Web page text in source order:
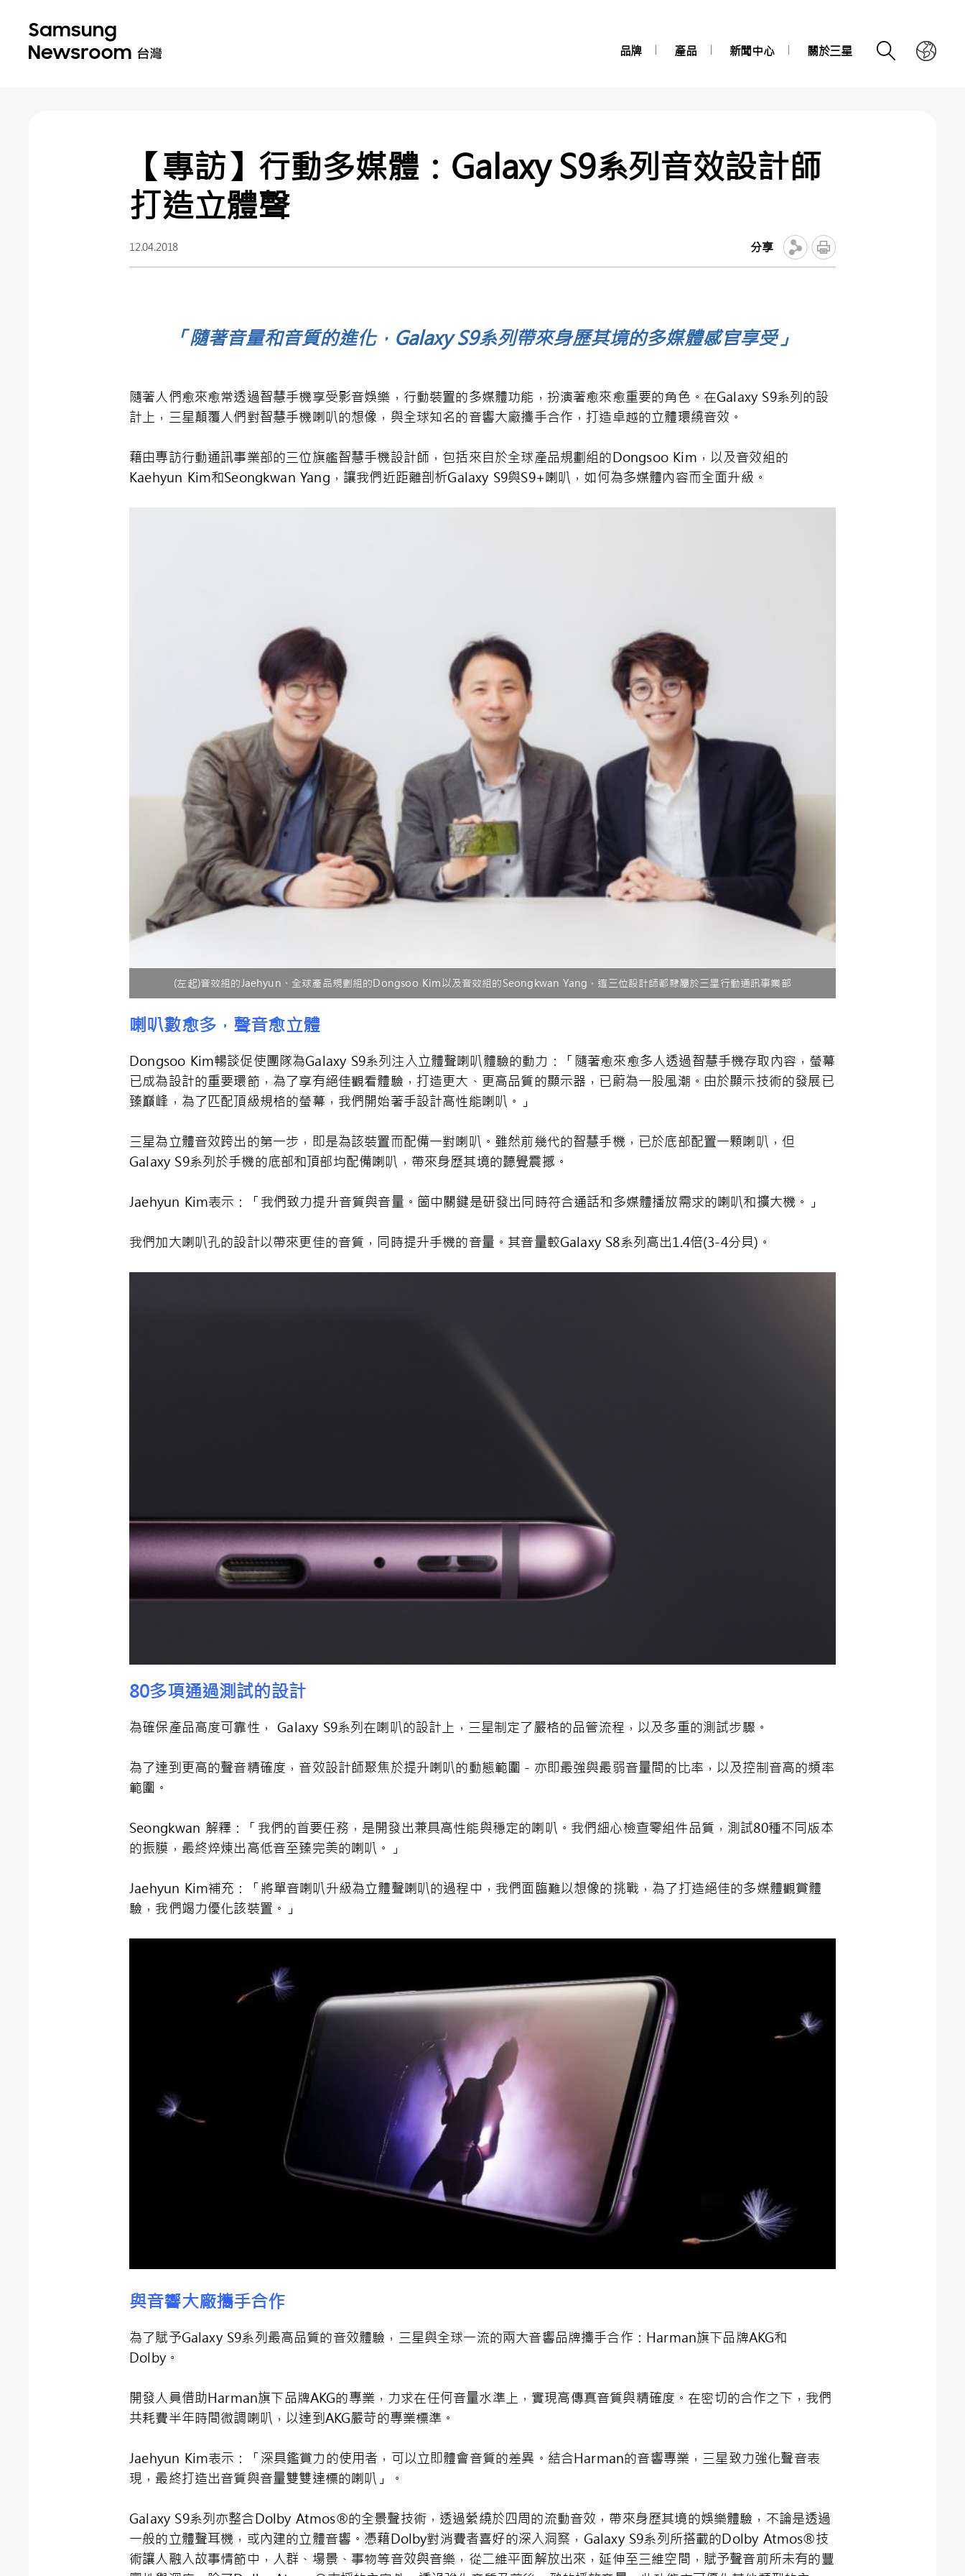
品牌 產品 新聞中心 關於三星
【專訪】行動多媒體：Galaxy S9系列音效設計師
打造立體聲
12.04.2018 分享
「隨著音量和音質的進化，Galaxy S9系列帶來身歷其境的多媒體感官享受」
隨著人們愈來愈常透過智慧手機享受影音娛樂，行動裝置的多媒體功能，扮演著愈來愈重要的角色。在Galaxy S9系列的設
計上，三星顛覆人們對智慧手機喇叭的想像，與全球知名的音響大廠攜手合作，打造卓越的立體環繞音效。
藉由專訪行動通訊事業部的三位旗艦智慧手機設計師，包括來自於全球產品規劃組的Dongsoo Kim，以及音效組的
Kaehyun Kim和Seongkwan Yang，讓我們近距離剖析Galaxy S9與S9+喇叭，如何為多媒體內容而全面升級。
(左起)音效組的Jaehyun、全球產品規劃組的Dongsoo Kim以及音效組的Seongkwan Yang，這三位設計師都隸屬於三星行動通訊事業部
喇叭數愈多，聲音愈立體
Dongsoo Kim暢談促使團隊為Galaxy S9系列注入立體聲喇叭體驗的動力：「隨著愈來愈多人透過智慧手機存取內容，螢幕
已成為設計的重要環節，為了享有絕佳觀看體驗，打造更大、更高品質的顯示器，已蔚為一股風潮。由於顯示技術的發展已
臻巔峰，為了匹配頂級規格的螢幕，我們開始著手設計高性能喇叭。」
三星為立體音效跨出的第一步，即是為該裝置而配備一對喇叭。雖然前幾代的智慧手機，已於底部配置一顆喇叭，但
Galaxy S9系列於手機的底部和頂部均配備喇叭，帶來身歷其境的聽覺震撼。
Jaehyun Kim表示：「我們致力提升音質與音量。箇中關鍵是研發出同時符合通話和多媒體播放需求的喇叭和擴大機。」
我們加大喇叭孔的設計以帶來更佳的音質，同時提升手機的音量。其音量較Galaxy S8系列高出1.4倍(3-4分貝)。
80多項通過測試的設計
為確保產品高度可靠性， Galaxy S9系列在喇叭的設計上，三星制定了嚴格的品管流程，以及多重的測試步驟。
為了達到更高的聲音精確度，音效設計師聚焦於提升喇叭的動態範圍－亦即最強與最弱音量間的比率，以及控制音高的頻率
範圍。
Seongkwan 解釋：「我們的首要任務，是開發出兼具高性能與穩定的喇叭。我們細心檢查零組件品質，測試80種不同版本
的振膜，最終焠煉出高低音至臻完美的喇叭。」
Jaehyun Kim補充：「將單音喇叭升級為立體聲喇叭的過程中，我們面臨難以想像的挑戰，為了打造絕佳的多媒體觀賞體
驗，我們竭力優化該裝置。」
與音響大廠攜手合作
為了賦予Galaxy S9系列最高品質的音效體驗，三星與全球一流的兩大音響品牌攜手合作：Harman旗下品牌AKG和
Dolby。
開發人員借助Harman旗下品牌AKG的專業，力求在任何音量水準上，實現高傳真音質與精確度。在密切的合作之下，我們
共耗費半年時間微調喇叭，以達到AKG嚴苛的專業標準。
Jaehyun Kim表示：「深具鑑賞力的使用者，可以立即體會音質的差異。結合Harman的音響專業，三星致力強化聲音表
現，最終打造出音質與音量雙雙達標的喇叭」。
Galaxy S9系列亦整合Dolby Atmos®的全景聲技術，透過縈繞於四周的流動音效，帶來身歷其境的娛樂體驗，不論是透過
一般的立體聲耳機，或內建的立體音響。憑藉Dolby對消費者喜好的深入洞察，Galaxy S9系列所搭載的Dolby Atmos®技
術讓人融入故事情節中，人群、場景、事物等音效與音樂，從二維平面解放出來，延伸至三維空間，賦予聲音前所未有的豐